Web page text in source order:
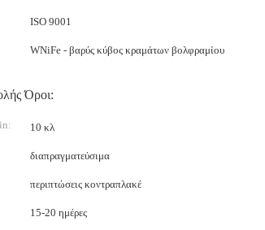
ISO 9001
WNiFe - βαρύς κύβος κραμάτων βολφραμίου
Όροι:
10 κλ
διαπραγματεύσιμα
περιπτώσεις κοντραπλακέ
15-20 ημέρες